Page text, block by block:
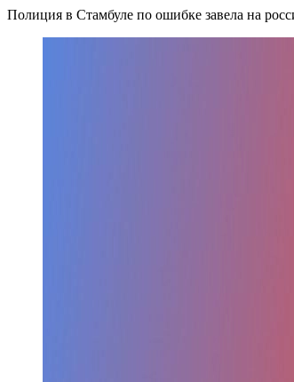
Полиция в Стамбуле по ошибке завела на